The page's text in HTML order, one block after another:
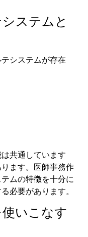
ステムと
システムが存在
共通しています
ます。医師事務作
ムの特徴を十分に
必要があります。
いこなす